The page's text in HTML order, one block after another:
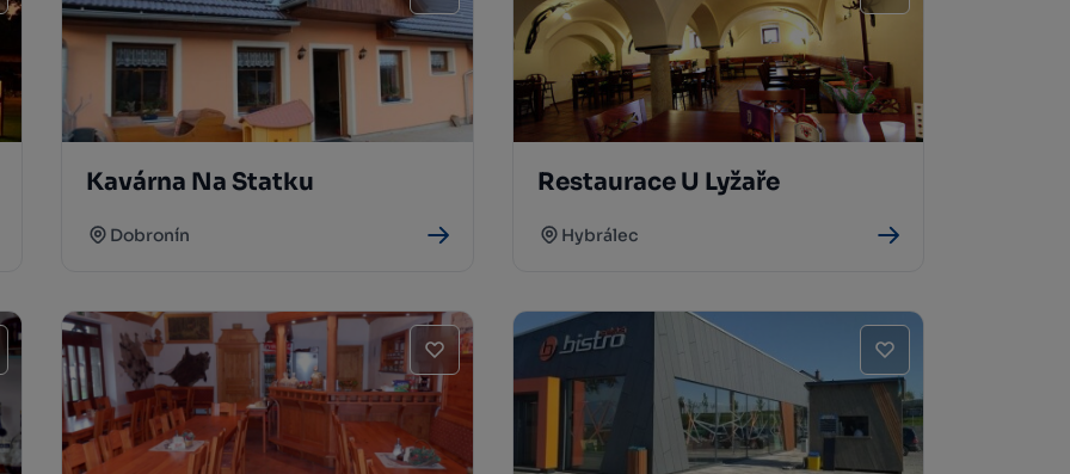
Kavárna Na Statku
Dobronín
Restaurace U Lyžaře
Hybrálec